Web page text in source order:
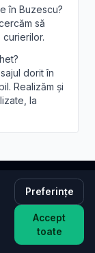
în Buzescu?
să
dorit în
Realizăm și
la
Comandă
țara.
Preferințe
Accept
toate